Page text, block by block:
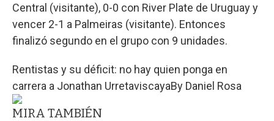
Central (visitante), 0-0 con River Plate de Uruguay y
vencer 2-1 a Palmeiras (visitante). Entonces
finalizó segundo en el grupo con 9 unidades.
Rentistas y su déficit: no hay quien ponga en
carrera a Jonathan UrretaviscayaBy Daniel Rosa
MIRA TAMBIÉN